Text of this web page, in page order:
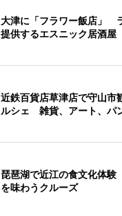
大津に「フラワー飯店」
提供するエスニック居酒屋
近鉄百貨店草津店で守山市
ルシェ 雑貨、アート、パ
琵琶湖で近江の食文化体
を味わうクルーズ